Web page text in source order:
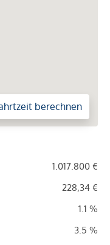
berechnen
1.017.800 €
228,34 €
1.1 %
3.5 %